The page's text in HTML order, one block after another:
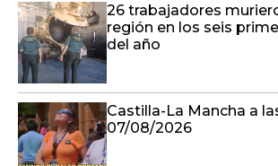
26 trabajadores
región en los seis
del año
Castilla-La Mancha a
07/08/2026